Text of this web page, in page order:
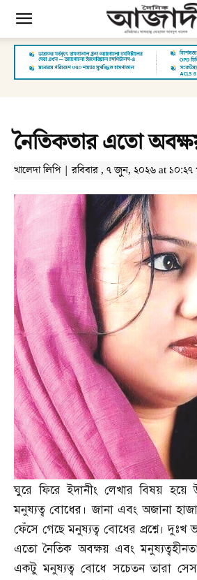
নৈতিকতার এতো
খালেদা লিপি | রবিবার , ৭ জুন, ২০২৬ at ১০:২৭
ঘুরে ফিরে ইদানীং লেখার বিষয়
মনুষ্যত্ব বোধের। জানা এবং অজানা
ফেঁসে গেছে মনুষ্যত্ব বোধের প্রশ্নে। দুঃখ
এতো নৈতিক অবক্ষয় এবং
একটু মনুষ্যত্ব বোধে সচেতন তারা